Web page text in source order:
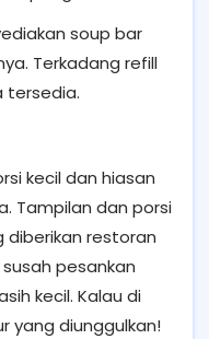
soup bar
Terkadang refill
tersedia.
kecil dan hiasan
Tampilan dan porsi
diberikan restoran
pesankan
kecil. Kalau di
yang diunggulkan!